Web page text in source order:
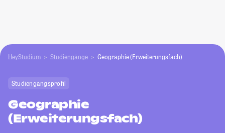
HeyStudium Studiengänge Geographie (Erweiterungsfach)
Studiengangsprofil
Geographie
(Erweiterungsfach)